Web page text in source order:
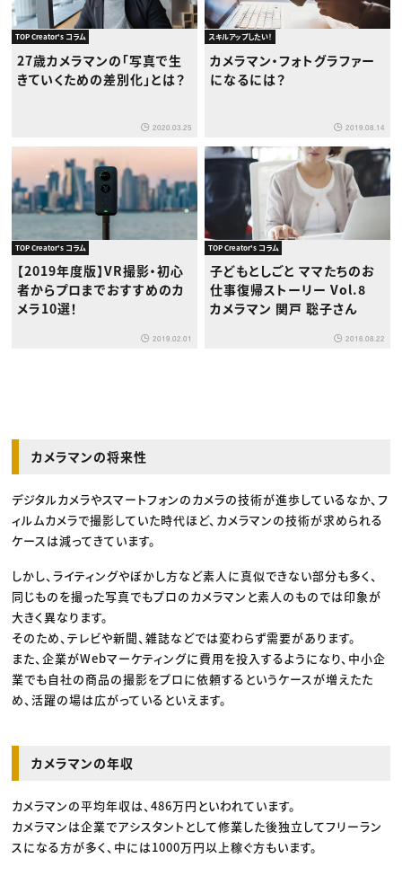
TOP Creator's コラム
27歳カメラマンの「写真で生
きていくための差別化」とは？
2020.03.25
スキルアップしたい！
カメラマン・フォトグラファー
になるには？
2019.08.14
TOP Creator's コラム
【2019年度版】VR撮影・初心
者からプロまでおすすめのカ
メラ10選！
2019.02.01
TOP Creator's コラム
子どもとしごと ママたちのお
仕事復帰ストーリー Vol.8
カメラマン 関戸 聡子さん
2016.08.22
カメラマンの将来性
デジタルカメラやスマートフォンのカメラの技術が進歩しているなか、フ
ィルムカメラで撮影していた時代ほど、カメラマンの技術が求められる
ケースは減ってきています。
しかし、ライティングやぼかし方など素人に真似できない部分も多く、
同じものを撮った写真でもプロのカメラマンと素人のものでは印象が
大きく異なります。
そのため、テレビや新聞、雑誌などでは変わらず需要があります。
また、企業がWebマーケティングに費用を投入するようになり、中小企
業でも自社の商品の撮影をプロに依頼するというケースが増えたた
め、活躍の場は広がっているといえます。
カメラマンの年収
カメラマンの平均年収は、486万円といわれています。
カメラマンは企業でアシスタントとして修業した後独立してフリーラン
スになる方が多く、中には1000万円以上稼ぐ方もいます。